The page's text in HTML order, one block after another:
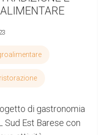
ristorazione
di gastronomia
Sud Est Barese con